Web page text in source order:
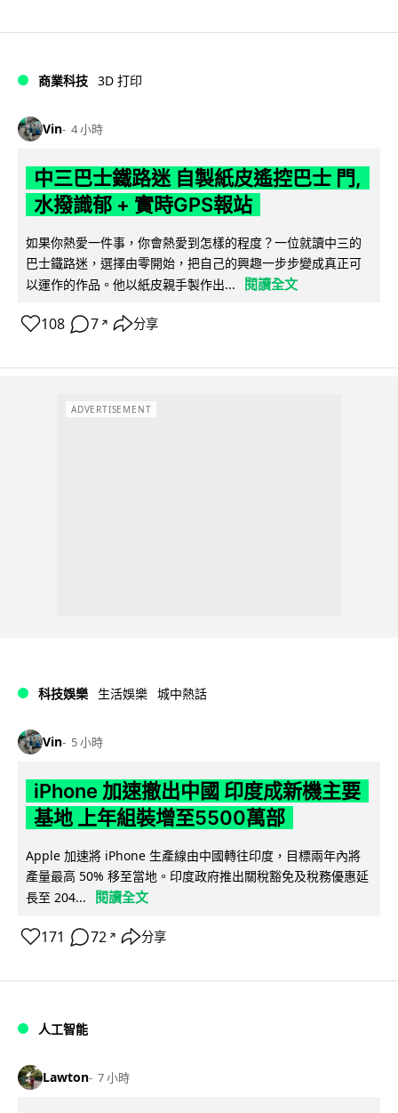
商業科技 3D 打印
Vin 4 小時
中三巴士鐵路迷 自製紙皮遙控巴士 門,
水撥識郁 + 實時GPS報站
如果你熱愛一件事，你會熱愛到怎樣的程度？一位就讀中三的
巴士鐵路迷，選擇由零開始，把自己的興趣一步步變成真正可
以運作的作品。他以紙皮親手製作出...
閱讀全文
108 7 ↗ 分享
ADVERTISEMENT
科技娛樂 生活娛樂 城中熱話
Vin 5 小時
iPhone 加速撤出中國 印度成新機主要
基地 上年組裝增至5500萬部
Apple 加速將 iPhone 生產線由中國轉往印度，目標兩年內將
產量最高 50% 移至當地。印度政府推出關稅豁免及稅務優惠延
長至 204...
閱讀全文
171 72 ↗ 分享
人工智能
Lawton 7 小時